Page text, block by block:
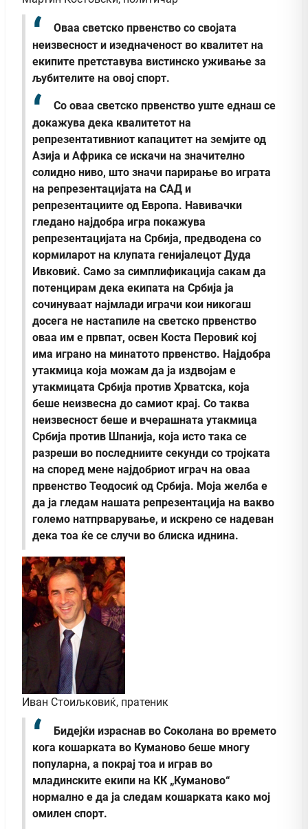
Оваа светско првенство со својата
неизвесност и изедначеност во квалитет на
екипите претставува вистинско уживање за
љубителите на овој спорт.
Со оваа светско првенство уште еднаш се
докажува дека квалитетот на
репрезентативниот капацитет на земјите од
Азија и Африка се искачи на значително
солидно ниво, што значи парирање во играта
на репрезентацијата на САД и
репрезентациите од Европа. Навивачки
гледано најдобра игра покажува
репрезентацијата на Србија, предводена со
кормиларот на клупата генијалецот Дуда
Ивковиќ. Само за симплификација сакам да
потенцирам дека екипата на Србија ја
сочинуваат најмлади играчи кои никогаш
досега не настапиле на светско првенство
оваа им е првпат, освен Коста Перовиќ кој
има играно на минатото првенство. Најдобра
утакмица која можам да ја издвојам е
утакмицата Србија против Хрватска, која
беше неизвесна до самиот крај. Со таква
неизвесност беше и вчерашната утакмица
Србија против Шпанија, која исто така се
разреши во последниите секунди со тројката
на според мене најдобриот играч на оваа
првенство Теодосиќ од Србија. Моја желба е
да ја гледам нашата репрезентација на вакво
големо натпрварување, и искрено се надеван
дека тоа ќе се случи во блиска иднина.
Иван Стоиљковиќ, пратеник
Бидејќи израснав во Соколана во времето
кога кошарката во Куманово беше многу
популарна, а покрај тоа и играв во
младинските екипи на КК „Куманово“
нормално е да ја следам кошарката како мој
омилен спорт.